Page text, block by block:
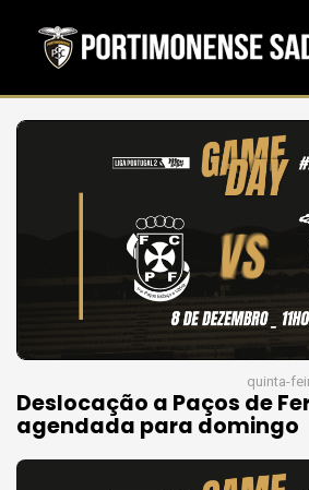
quinta-
Deslocação a Paços de
agendada para domingo